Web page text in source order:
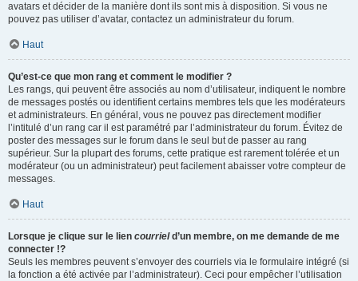
avatars et décider de la manière dont ils sont mis à disposition. Si vous ne
pouvez pas utiliser d’avatar, contactez un administrateur du forum.
Haut
Qu’est-ce que mon rang et comment le modifier ?
Les rangs, qui peuvent être associés au nom d’utilisateur, indiquent le nombre
de messages postés ou identifient certains membres tels que les modérateurs
et administrateurs. En général, vous ne pouvez pas directement modifier
l’intitulé d’un rang car il est paramétré par l’administrateur du forum. Évitez de
poster des messages sur le forum dans le seul but de passer au rang
supérieur. Sur la plupart des forums, cette pratique est rarement tolérée et un
modérateur (ou un administrateur) peut facilement abaisser votre compteur de
messages.
Haut
Lorsque je clique sur le lien courrield’un membre, on me demande de me
connecter !?
Seuls les membres peuvent s’envoyer des courriels via le formulaire intégré (si
la fonction a été activée par l’administrateur). Ceci pour empêcher l’utilisation